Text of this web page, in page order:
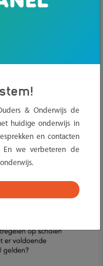
op school. Ouders
mondkapje (77%) en
(76%) geen
in het houden van 1,5
Er is wel een
school. Ouders
iets vaker voor
op de
& Onderwijs de
huidige onderwijs in
en contacten
En we verbeteren de